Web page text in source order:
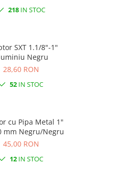
218IN STOC
8"-1"
Negru
28,60 RON
52 IN STOC
cu Pipa Metal 1"
mm Negru/Negru
45,00 RON
12 IN STOC